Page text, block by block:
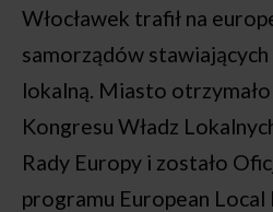
Włocławek trafił na
samorządów
lokalną. Miasto
Kongresu Władz
Rady Europy i zostało
programu European